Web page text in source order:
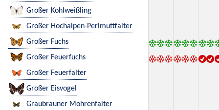
Großer Kohlweißling
Großer Hochalpen-Perlmuttfalter
Großer Fuchs
Großer Feuerfuchs
Großer Feuerfalter
Großer Eisvogel
Graubrauner Mohrenfalter